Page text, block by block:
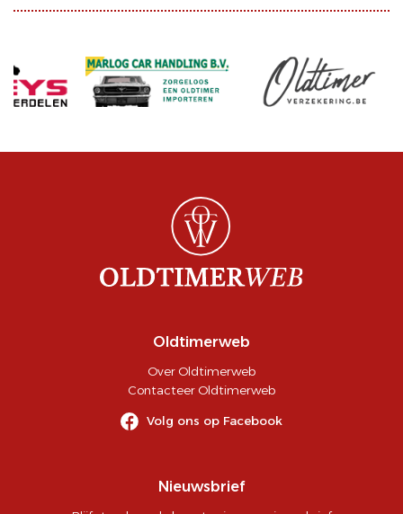
Oldtimerweb
Over Oldtimerweb
Contacteer Oldtimerweb
Volg ons op Facebook
Nieuwsbrief